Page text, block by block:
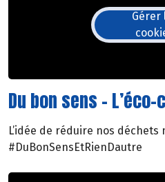
Gérer
Du bon sens -
L’idée de réduire nos
#DuBonSensEtRienDautre